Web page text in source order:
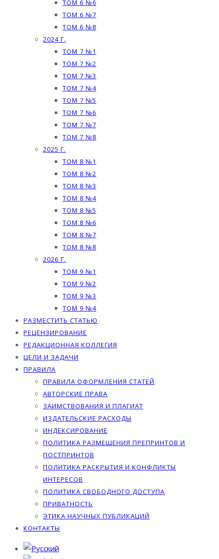
ТОМ 6 №6
ТОМ 6 №7
ТОМ 6 №8
2024 Г.
ТОМ 7 №1
ТОМ 7 №2
ТОМ 7 №3
ТОМ 7 №4
ТОМ 7 №5
ТОМ 7 №6
ТОМ 7 №7
ТОМ 7 №8
2025 Г.
ТОМ 8 №1
ТОМ 8 №2
ТОМ 8 №3
ТОМ 8 №4
ТОМ 8 №5
ТОМ 8 №6
ТОМ 8 №7
ТОМ 8 №8
2026 Г.
ТОМ 9 №1
ТОМ 9 №2
ТОМ 9 №3
ТОМ 9 №4
РАЗМЕСТИТЬ СТАТЬЮ
РЕЦЕНЗИРОВАНИЕ
РЕДАКЦИОННАЯ КОЛЛЕГИЯ
ЦЕЛИ И ЗАДАЧИ
ПРАВИЛА
ПРАВИЛА ОФОРМЛЕНИЯ СТАТЕЙ
АВТОРСКИЕ ПРАВА
ЗАИМСТВОВАНИЯ И ПЛАГИАТ
ИЗДАТЕЛЬСКИЕ РАСХОДЫ
ИНДЕКСИРОВАНИЕ
ПОЛИТИКА РАЗМЕЩЕНИЯ ПРЕПРИНТОВ И
ПОСТПРИНТОВ
ПОЛИТИКА РАСКРЫТИЯ И КОНФЛИКТЫ
ИНТЕРЕСОВ
ПОЛИТИКА СВОБОДНОГО ДОСТУПА
ПРИВАТНОСТЬ
ЭТИКА НАУЧНЫХ ПУБЛИКАЦИЙ
КОНТАКТЫ